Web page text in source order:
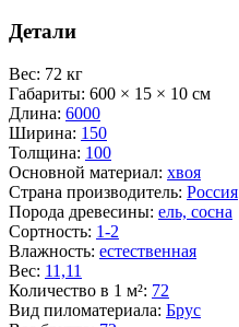
Детали
Вес: 72 кг
Габариты: 600 × 15 × 10 см
Длина: 6000
Ширина: 150
Толщина: 100
Основной материал: хвоя
Страна производитель: Россия
Порода древесины: ель, сосна
Сортность: 1-2
Влажность: естественная
Вес: 11,11
Количество в 1 м²: 72
Вид пиломатериала: Брус